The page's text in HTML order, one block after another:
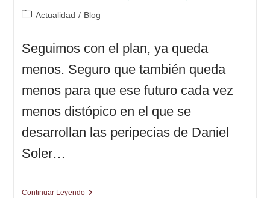
Categoría
entrada:
Actualidad / Blog
Seguimos con el plan, ya queda
menos. Seguro que también queda
menos para que ese futuro cada vez
menos distópico en el que se
desarrollan las peripecias de Daniel
Soler…
Continuar LeyendoQue